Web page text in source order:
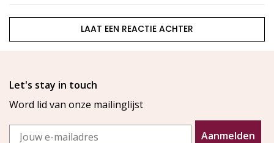
LAAT EEN REACTIE ACHTER
Let's stay in touch
Word lid van onze mailinglijst
Email
Aanmelden